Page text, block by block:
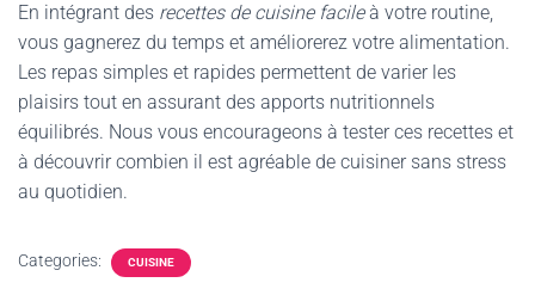
En intégrant des recettes de cuisine facileà votre routine,
vous gagnerez du temps et améliorerez votre alimentation.
Les repas simples et rapides permettent de varier les
plaisirs tout en assurant des apports nutritionnels
équilibrés. Nous vous encourageons à tester ces recettes et
à découvrir combien il est agréable de cuisiner sans stress
au quotidien.
Categories: CUISINE